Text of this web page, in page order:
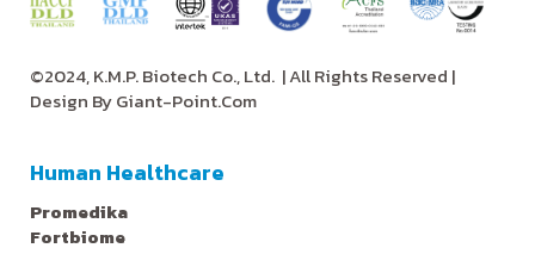
©2024, K.M.P. Biotech Co., Ltd. | All Rights Reserved |
Design ByGiant-Point.Com
Human Healthcare
Promedika
Fortbiome